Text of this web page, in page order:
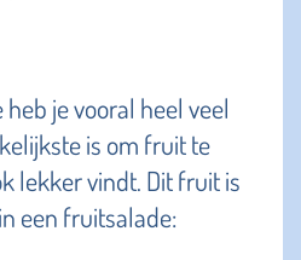
je vooral heel veel
is om fruit te
lekker vindt. Dit fruit is
een fruitsalade: